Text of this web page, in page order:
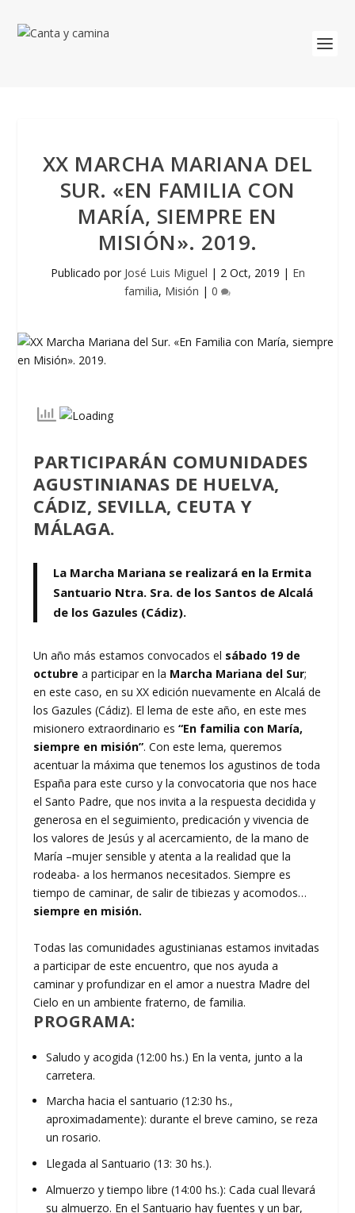
XX MARCHA MARIANA DEL
SUR. «EN FAMILIA CON
MARÍA, SIEMPRE EN
MISIÓN». 2019.
Publicado por José Luis Miguel | 2 Oct, 2019 | En
familia, Misión | 0
PARTICIPARÁN COMUNIDADES
AGUSTINIANAS DE HUELVA,
CÁDIZ, SEVILLA, CEUTA Y
MÁLAGA.
La Marcha Mariana se realizará en la Ermita
Santuario Ntra. Sra. de los Santos de Alcalá
de los Gazules (Cádiz).
Un año más estamos convocados el sábado 19 de
octubre a participar en la Marcha Mariana del Sur;
en este caso, en su XX edición nuevamente en Alcalá de
los Gazules (Cádiz). El lema de este año, en este mes
misionero extraordinario es“En familia con María,
siempre en misión”. Con este lema, queremos
acentuar la máxima que tenemos los agustinos de toda
España para este curso y la convocatoria que nos hace
el Santo Padre, que nos invita a la respuesta decidida y
generosa en el seguimiento, predicación y vivencia de
los valores de Jesús y al acercamiento, de la mano de
María –mujer sensible y atenta a la realidad que la
rodeaba- a los hermanos necesitados. Siempre es
tiempo de caminar, de salir de tibiezas y acomodos…
siempre en misión.
Todas las comunidades agustinianas estamos invitadas
a participar de este encuentro, que nos ayuda a
caminar y profundizar en el amor a nuestra Madre del
Cielo en un ambiente fraterno, de familia.
PROGRAMA:
Saludo y acogida (12:00 hs.) En la venta, junto a la
carretera.
Marcha hacia el santuario (12:30 hs.,
aproximadamente): durante el breve camino, se reza
un rosario.
Llegada al Santuario (13: 30 hs.).
Almuerzo y tiempo libre (14:00 hs.): Cada cual llevará
su almuerzo. En el Santuario hay fuentes y un bar,